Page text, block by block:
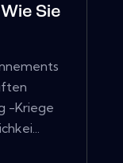
Sie
-Kriege